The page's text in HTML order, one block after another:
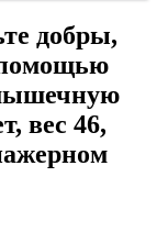
добры,
помощью
вес 46,